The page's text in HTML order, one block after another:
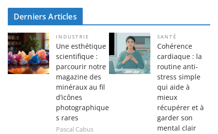
Derniers Articles
INDUSTRIE
Une esthétique
scientifique :
parcourir notre
magazine des
minéraux au fil
d’icônes
photographique
s rares
Pascal Cabus
SANTÉ
Cohérence
cardiaque : la
routine anti-
stress simple
qui aide à
mieux
récupérer et à
garder son
mental clair